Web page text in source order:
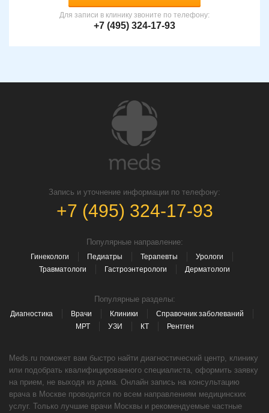
Для записи в клинику звоните по телефону:
+7 (495) 324-17-93
Запись и уточнение информации по телефону:
+7 (495) 324-17-93
Популярные направление:
Гинекологи Педиатры Терапевты
Урологи
Травматологи
Гастроэнтерологи Дерматологи
Популярные разделы:
Диагностика Врачи Клиники
Справочник заболеваний
МРТ
УЗИ КТ Рентген
Meds.ru поможет вам быстро найти диагностический центр, клинику
или подобрать квалифицированного специалиста, оформить заявку
на прием, не выходя из дома. Онлайн запись на консультацию
врача в Москве проводится по всем направлениям медицинских
услуг. Только лучшие врачи Москвы и рекомендуемые частные